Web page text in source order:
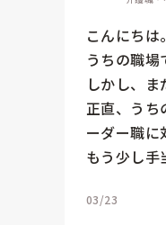
こんにちは。
うちの職場
しかし、
正直、うち
ーダー職に
もう少し
03/23